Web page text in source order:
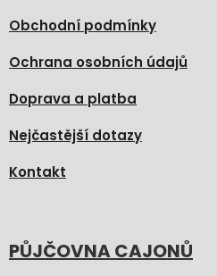
Obchodní podmínky
Ochrana osobních údajů
Doprava a platba
Nejčastější dotazy
Kontakt
PŮJČOVNA CAJONŮ